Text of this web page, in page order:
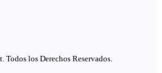
los Derechos Reservados.